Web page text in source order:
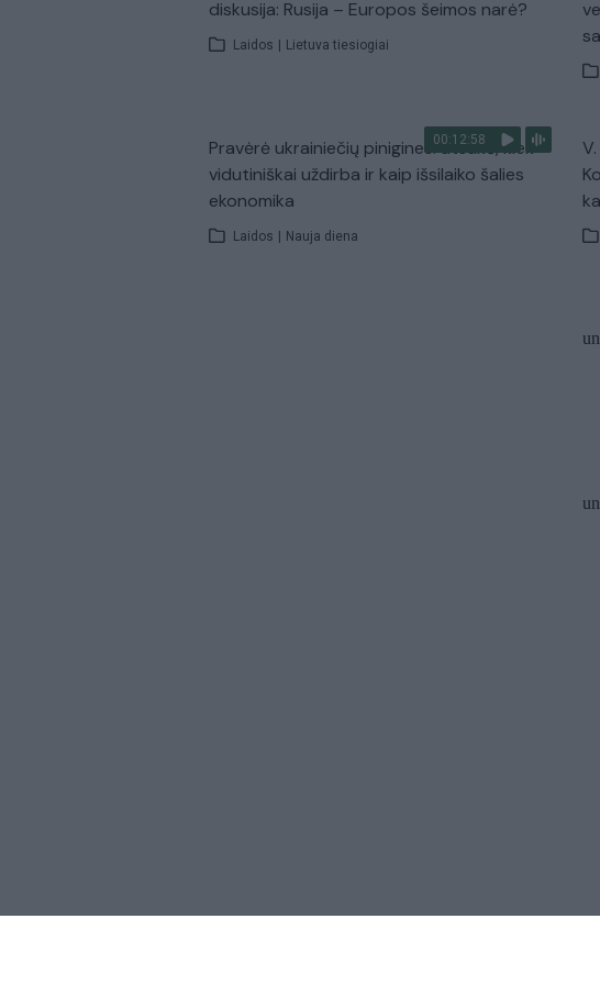
diskusija: Rusija – Europos šeimos narė?
Laidos | Lietuva tiesiogiai
00:12:58
Pravėrė ukrainiečių pinigines: atsakė, kiek
vidutiniškai uždirba ir kaip išsilaiko šalies
ekonomika
Laidos | Nauja diena